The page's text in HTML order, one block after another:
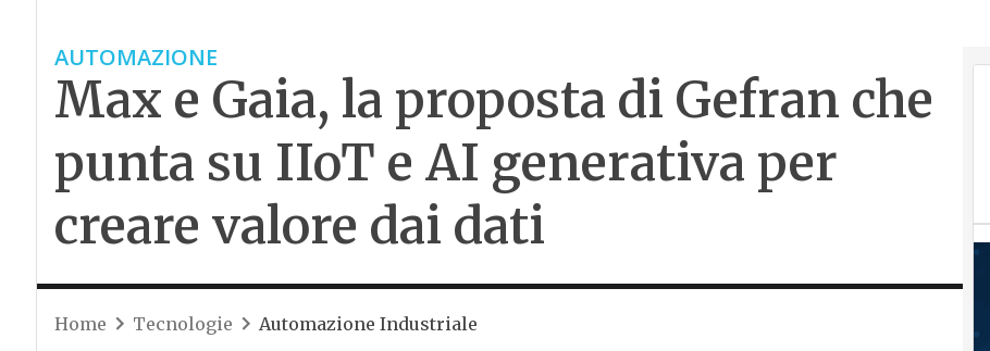
AUTOMAZIONE
Max e Gaia, la proposta di Gefran che
punta su IIoT e AI generativa per
creare valore dai dati
Home Tecnologie Automazione Industriale